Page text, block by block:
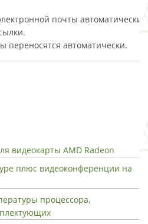
почты автоматически
переносятся автоматически.
видеокарты AMD Radeon
плюс видеоконференции на
процессора,